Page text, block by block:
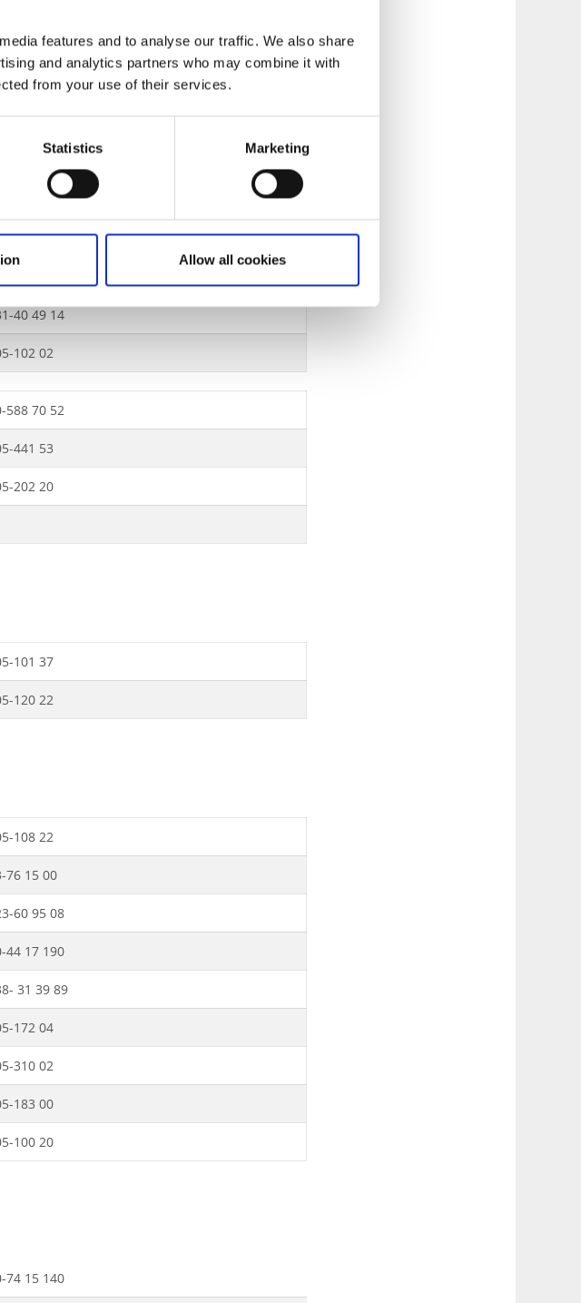
features and to analyse our traffic. We also share
and analytics partners who may combine it with
from your use of their services.
Statistics Marketing
Allow all cookies
61 26 12
130 14
448 50
20 12 92
40 49 14
102 02
588 70 52
441 53
202 20
101 37
120 22
108 22
76 15 00
60 95 08
44 17 190
31 39 89
172 04
310 02
183 00
100 20
74 15 140